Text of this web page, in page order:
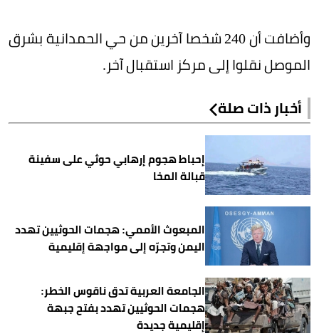
وأضافت أن 240 شخصا آخرين من حي الحمدانية بشرق
الموصل نقلوا إلى مركز استقبال آخر.
أخبار ذات صلة
إحباط هجوم إرهابي حوثي على سفينة
قبالة المخا
المبعوث الأممي: هجمات الحوثيين تهدد
اليمن وتجرّه إلى مواجهة إقليمية
الجامعة العربية تدق ناقوس الخطر:
هجمات الحوثيين تهدد بفتح جبهة
إقليمية جديدة